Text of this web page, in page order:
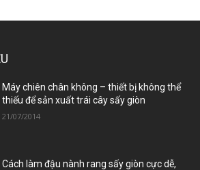
Máy chiên chân không – thiết bị không thể
thiếu để sản xuất trái cây sấy giòn
21/07/2014
Cách làm đậu nành rang sấy giòn cực dễ,